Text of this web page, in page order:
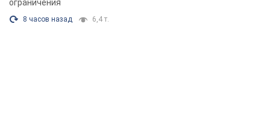
ограничения
8 часов назад 6,4 т.